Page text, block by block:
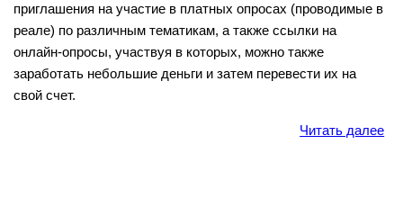
приглашения на участие в платных опросах (проводимые в
реале) по различным тематикам, а также ссылки на
онлайн-опросы, участвуя в которых, можно также
заработать небольшие деньги и затем перевести их на
свой счет.
Читать далее